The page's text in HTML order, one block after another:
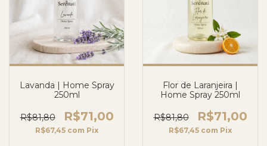
Lavanda | Home Spray
250ml
R$81,80 R$71,00
R$67,45 com Pix
Flor de Laranjeira |
Home Spray 250ml
R$81,80 R$71,00
R$67,45 com Pix